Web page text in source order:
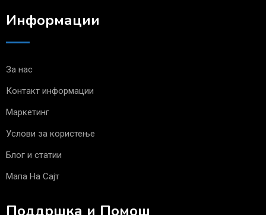
Информации
За нас
Контакт информации
Маркетинг
Услови за користење
Блог и статии
Мапа На Сајт
Поддршка и Помош